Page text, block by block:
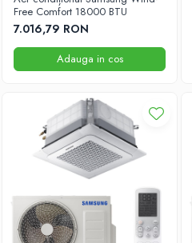
55000 BTU
Telecomenzi
Free Comfort 18000 BTU
7.016,79 RON
Adauga in cos